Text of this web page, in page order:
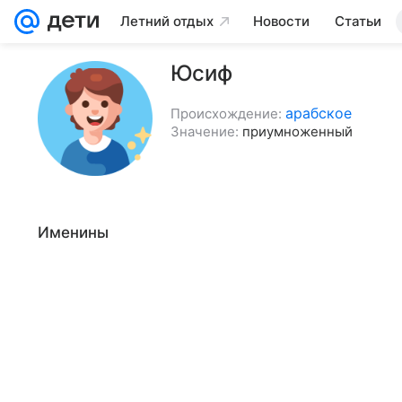
Летний отдых Новости Статьи
Юсиф
Происхождение: арабское
Значение: приумноженный
Именины